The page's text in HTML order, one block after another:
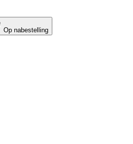
Op nabestelling